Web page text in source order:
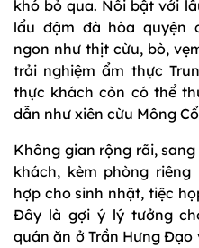
khó bỏ qua. Nổi bật với
lẩu đậm đà hòa quyện
ngon như thịt cừu, bò,
trải nghiệm ẩm thực
thực khách còn có thể
dẫn như xiên cừu Mông
Không gian rộng rãi,
khách, kèm phòng
hợp cho sinh nhật, tiệc
Đây là gợi ý lý tưởng
quán ăn ở Trần Hưng